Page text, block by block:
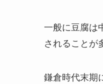
一般に豆腐は
されることが
鎌倉時代末期